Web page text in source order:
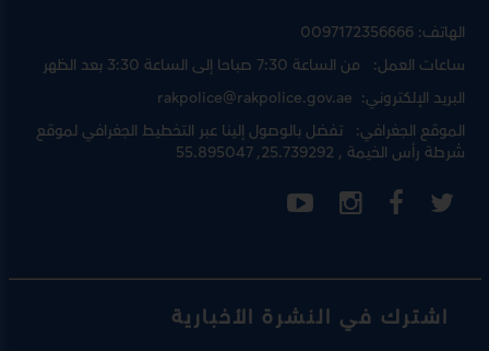
الهاتف:0097172356666
ساعات العمل: من الساعة 7:30 صباحا إلى الساعة 3:30 بعد الظهر
البريد الإلكتروني:rakpolice@rakpolice.gov.ae
الموقع الجغرافي: تفضل بالوصول إلينا عبرالتخطيط الجغرافي لموقع
شرطة رأس الخيمة, 25.739292, 55.895047
اشترك في النشرة الأخبارية